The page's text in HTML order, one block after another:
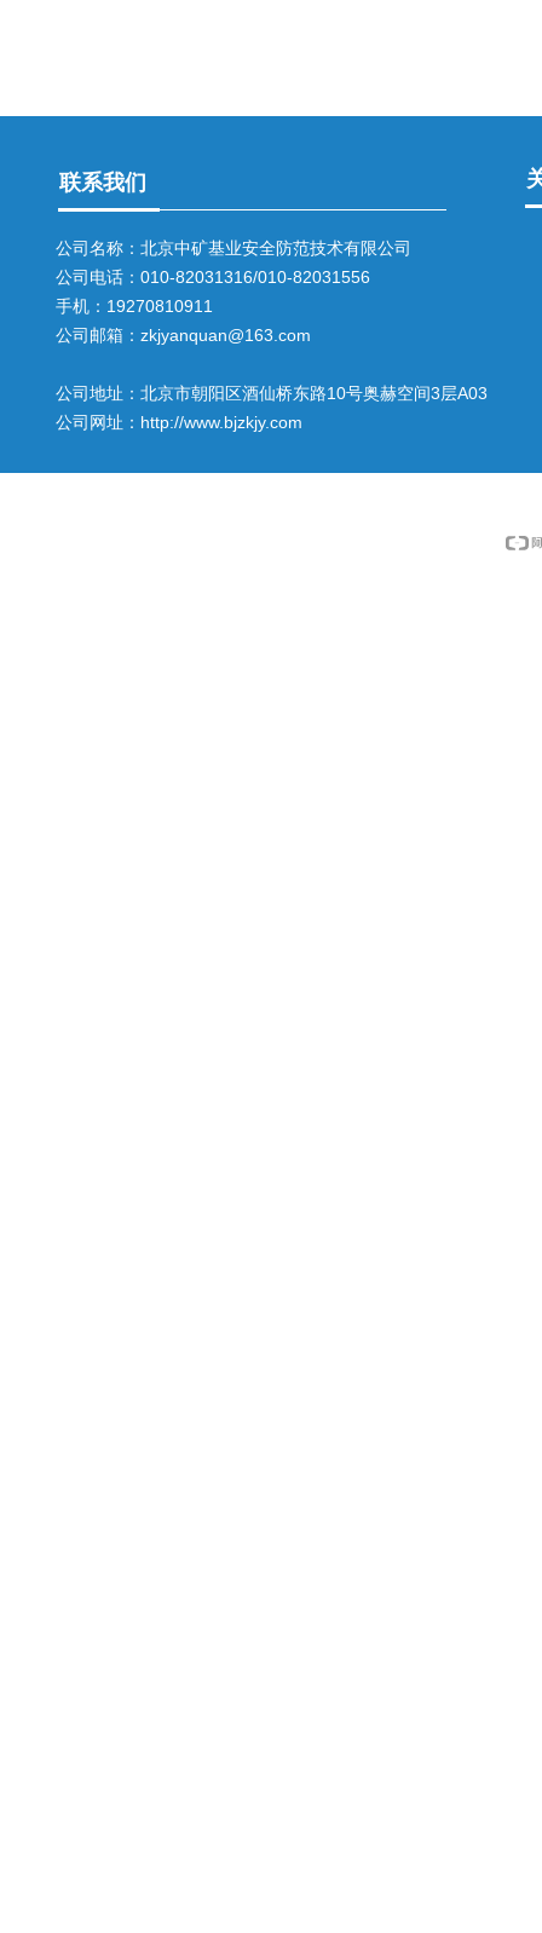
联系我们
公司名称：北京中矿基业安全防范技术有限公司
公司电话：010-82031316/010-82031556
手机：19270810911
公司邮箱：zkjyanquan@163.com
公司地址：北京市朝阳区酒仙桥东路10号奥赫空间3层A03
公司网址：http://www.bjzkjy.com